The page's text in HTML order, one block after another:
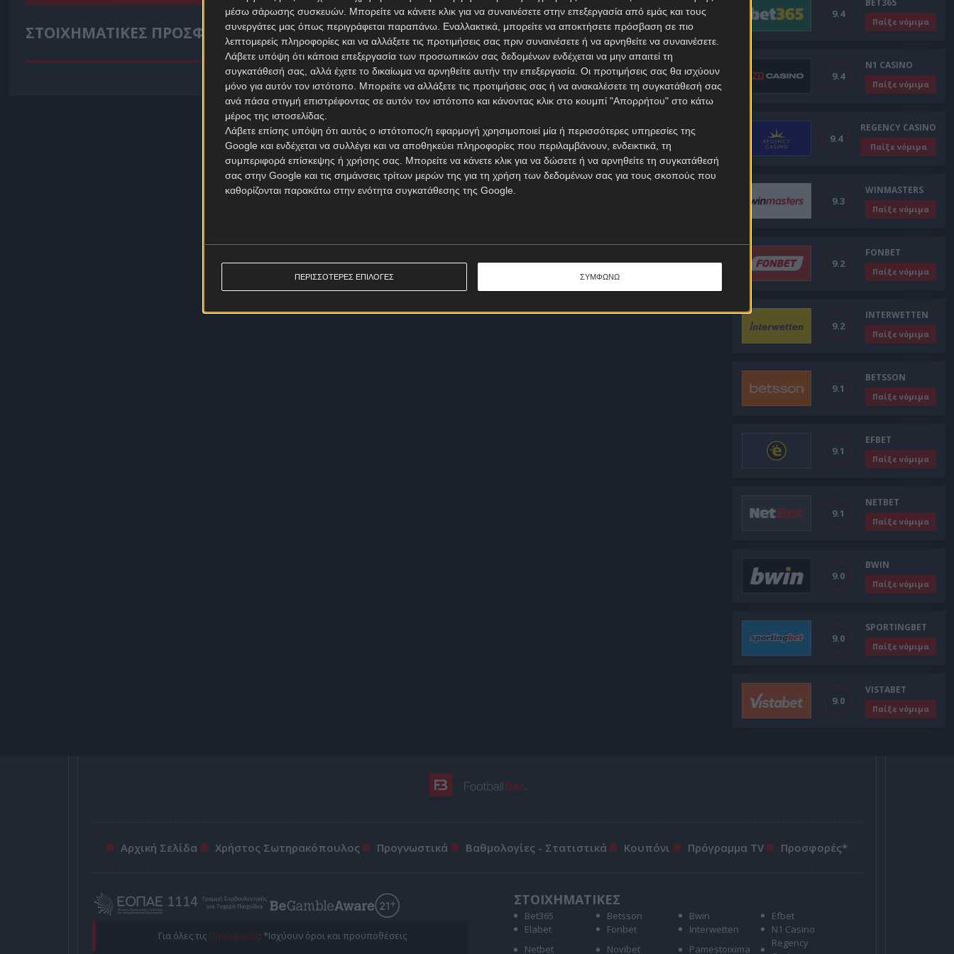
μέσω σάρωσης συσκευών. Μπορείτε να κάνετε κλικ για να συναινέσετε στην επεξεργασία από εμάς και τους
συνεργάτες μας όπως περιγράφεται παραπάνω. Εναλλακτικά, μπορείτε να αποκτήσετε πρόσβαση σε πιο
λεπτομερείς πληροφορίες και να αλλάξετε τις προτιμήσεις σας πριν συναινέσετε ή να αρνηθείτε να συναινέσετε.
Λάβετε υπόψη ότι κάποια επεξεργασία των προσωπικών σας δεδομένων ενδέχεται να μην απαιτεί τη
συγκατάθεσή σας, αλλά έχετε το δικαίωμα να αρνηθείτε αυτήν την επεξεργασία. Οι προτιμήσεις σας θα ισχύουν
μόνο για αυτόν τον ιστότοπο. Μπορείτε να αλλάξετε τις προτιμήσεις σας ή να ανακαλέσετε τη συγκατάθεσή σας
ανά πάσα στιγμή επιστρέφοντας σε αυτόν τον ιστότοπο και κάνοντας κλικ στο κουμπί "Απορρήτου" στο κάτω
μέρος της ιστοσελίδας.
Λάβετε επίσης υπόψη ότι αυτός ο ιστότοπος/η εφαρμογή χρησιμοποιεί μία ή περισσότερες υπηρεσίες της
Google και ενδέχεται να συλλέγει και να αποθηκεύει πληροφορίες που περιλαμβάνουν, ενδεικτικά, τη
συμπεριφορά επίσκεψης ή χρήσης σας. Μπορείτε να κάνετε κλικ για να δώσετε ή να αρνηθείτε τη συγκατάθεσή
σας στην Google και τις σημάνσεις τρίτων μερών της για τη χρήση των δεδομένων σας για τους σκοπούς που
καθορίζονται παρακάτω στην ενότητα συγκατάθεσης της Google.
ΠΕΡΙΣΣΟΤΕΡΕΣ ΕΠΙΛΟΓΕΣ ΣΥΜΦΩΝΩ
ΣΤΟΙΧΗΜΑΤΙΚΕΣ ΠΡΟΣΦΟΡΕΣ *
9.4
Παίξε νόμιμα
9.4
N1 CASINO
Παίξε νόμιμα
9.4
REGENCY CASINO
Παίξε νόμιμα
9.3
WINMASTERS
Παίξε νόμιμα
9.2
FONBET
Παίξε νόμιμα
9.2
INTERWETTEN
Παίξε νόμιμα
9.1
BETSSON
Παίξε νόμιμα
9.1
EFBET
Παίξε νόμιμα
9.1
NETBET
Παίξε νόμιμα
9.0
BWIN
Παίξε νόμιμα
9.0
SPORTINGBET
Παίξε νόμιμα
9.0
VISTABET
Παίξε νόμιμα
Αρχική Σελίδα Χρήστος Σωτηρακόπουλος Προγνωστικά Βαθμολογίες - Στατιστικά Κουπόνι Πρόγραμμα TV Προσφορές*
Για όλες τις Προσφορές: *Ισχύουν όροι και προϋποθέσεις
ΣΤΟΙΧΗΜΑΤΙΚΕΣ
Bet365 Betsson Bwin
Efbet
Elabet
Fonbet Interwetten
N1 Casino
Netbet
Novibet Pamestoixima
Regency